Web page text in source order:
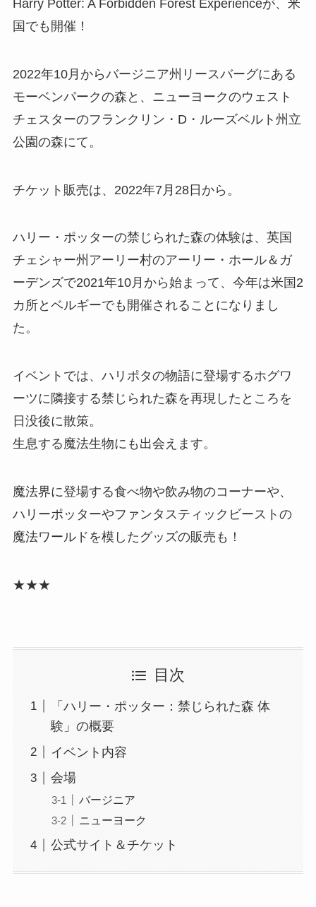
Harry Potter: A Forbidden Forest Experienceが、米
国でも開催！
2022年10月からバージニア州 リースバーグにある
モーベンパークの森と、ニューヨークのウェスト
チェスターのフランクリン・D・ルーズベルト州立
公園の森にて。
チケット販売は、2022年7月28日から。
ハリー・ポッターの禁じられた森の体験は、英国
チェシャー州アーリー村のアーリー・ホール＆ガ
ーデンズで2021年10月から始まって、今年は米国2
カ所とベルギーでも開催されることになりまし
た。
イベントでは、ハリポタの物語に登場するホグワ
ーツに隣接する禁じられた森を再現したところを
日没後に散策。
生息する魔法生物にも出会えます。
魔法界に登場する食べ物や飲み物のコーナーや、
ハリーポッターやファンタスティックビーストの
魔法ワールドを模したグッズの販売も！
★★★
目次
「ハリー・ポッター：禁じられた森 体
験」の概要
イベント内容
会場
バージニア
ニューヨーク
公式サイト＆チケット